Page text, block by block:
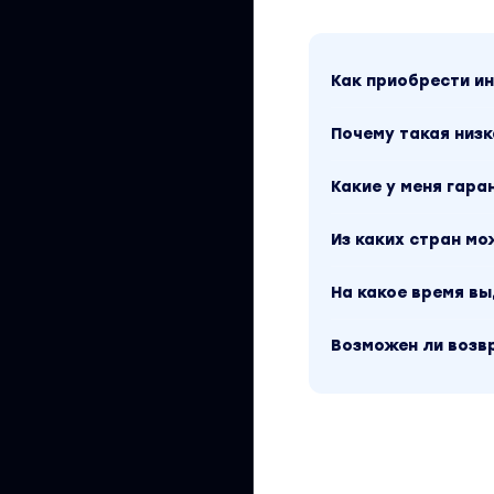
можно
оккультизм /
Как приобрести
Почему такая
Какие у меня
Из каких стран
На какое время
Возможен ли